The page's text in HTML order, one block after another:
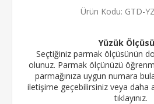
Ürün Kodu: GTD-
Yüzük Ölçüsü
Seçtiğiniz parmak ölçüsünün
olunuz. Parmak ölçünüzü
parmağınıza uygun numara
iletişime geçebilirsiniz veya daha
tıklayınız.